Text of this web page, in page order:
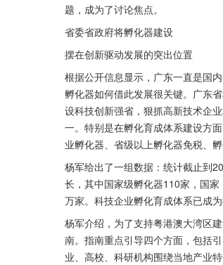
题，成为了讨论焦点。
省委省政府将孵化器建设
摆在创新驱动发展的突出位置
根据公开信息显示，广东一直是国
孵化器如何借此发展很关键。广东
设科技创新强省，狠抓高新技术企
一。特别是在孵化育成体系建设方
业孵化器、省级以上孵化器免税、
杨军给出了一组数据：统计截止到
长，其中国家级孵化器110家，国家
万家。科技企业孵化育成体系已成
杨军介绍，为了支持粤港澳大湾区
南。指南重点引导四个方面，包括
业、高校、科研机构围绕当地产业